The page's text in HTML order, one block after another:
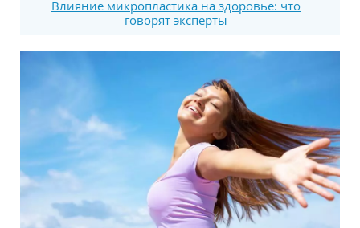
Влияние микропластика на здоровье: что
говорят эксперты